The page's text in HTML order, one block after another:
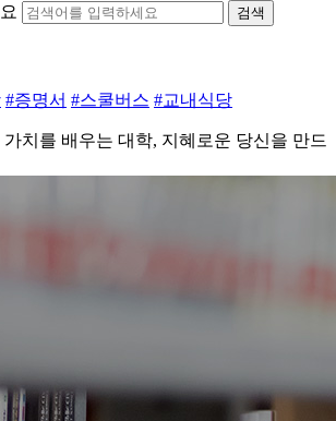
검색
#증명서 #스쿨버스 #교내식당
가치를 배우는 대학, 지혜로운 당신을 만드